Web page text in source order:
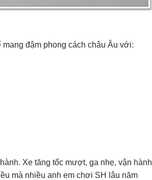
đậm phong cách châu Âu với:
Xe tăng tốc mượt, ga nhẹ, vận hành
mà nhiều anh em chơi SH lâu năm